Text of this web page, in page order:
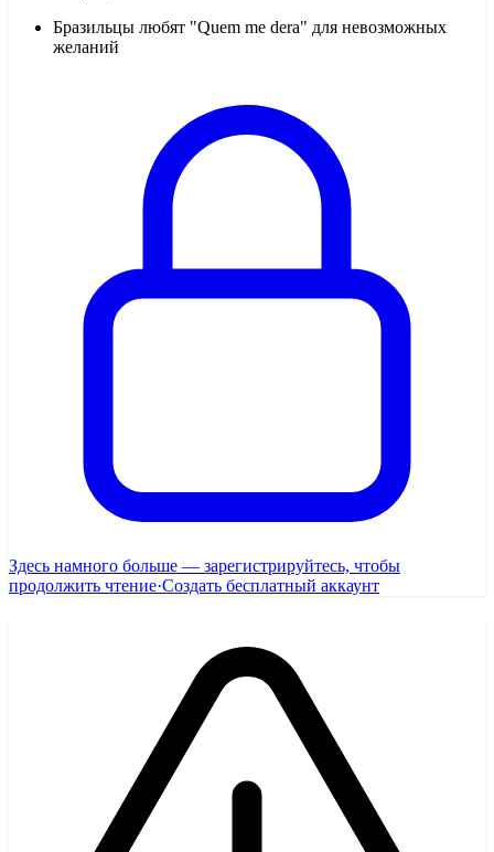
Бразильцы любят "Quem me dera" для невозможных
желаний
Здесь намного больше — зарегистрируйтесь, чтобы
продолжить чтение·Создать бесплатный аккаунт